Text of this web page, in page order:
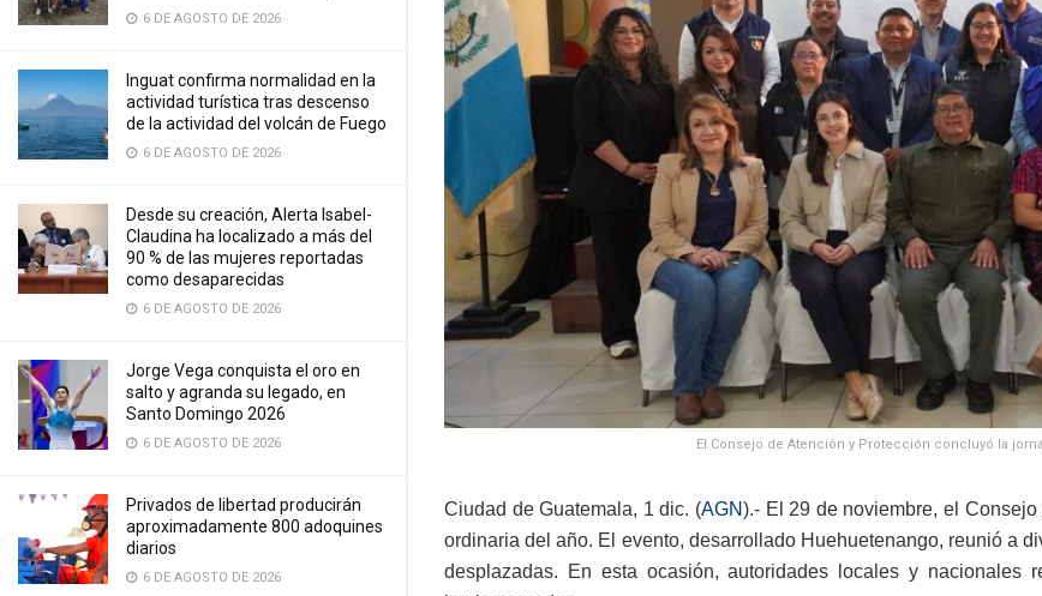
6 DE AGOSTO DE 2026
Inguat confirma normalidad en la
actividad turística tras descenso
de la actividad del volcán de Fuego
6 DE AGOSTO DE 2026
Desde su creación, Alerta Isabel-
Claudina ha localizado a más del
90 % de las mujeres reportadas
como desaparecidas
6 DE AGOSTO DE 2026
Jorge Vega conquista el oro en
salto y agranda su legado, en
Santo Domingo 2026
6 DE AGOSTO DE 2026
Privados de libertad producirán
aproximadamente 800 adoquines
diarios
6 DE AGOSTO DE 2026
El Consejo de Atención y Protección concluyó la
Ciudad de Guatemala, 1 dic. (AGN).- El 29 de noviembre, el
ordinaria del año. El evento, desarrollado Huehuetenango, reunió a
desplazadas. En esta ocasión, autoridades locales y nacionales